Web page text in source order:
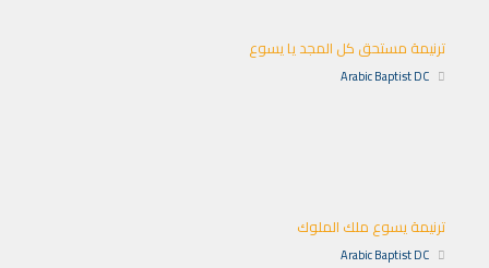
ترنيمة مستحق كل المجد يا يسوع
Arabic Baptist DC
ترنيمة يسوع ملك الملوك
Arabic Baptist DC